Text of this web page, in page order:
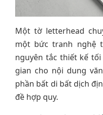
Một tờ letterhead
một bức tranh nghệ
nguyên tắc thiết kế
gian cho nội dung
phần bất di bất dịch
đề hợp quy.